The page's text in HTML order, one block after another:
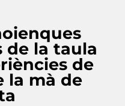
de la taula
de
la mà de